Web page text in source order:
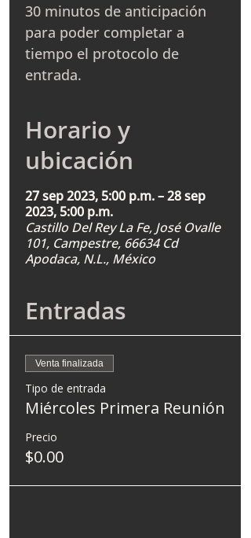
30 minutos de anticipación
para poder completar a
tiempo el protocolo de
entrada.
Horario y
ubicación
27 sep 2023, 5:00 p.m. – 28 sep
2023, 5:00 p.m.
Castillo Del Rey La Fe, José Ovalle
101, Campestre, 66634 Cd
Apodaca, N.L., México
Entradas
Venta finalizada
Tipo de entrada
Miércoles Primera Reunión
Precio
$0.00